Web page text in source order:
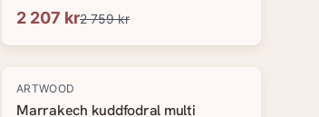
2 207 kr2 759 kr
-20%
ARTWOOD
Marrakech kuddfodral multi